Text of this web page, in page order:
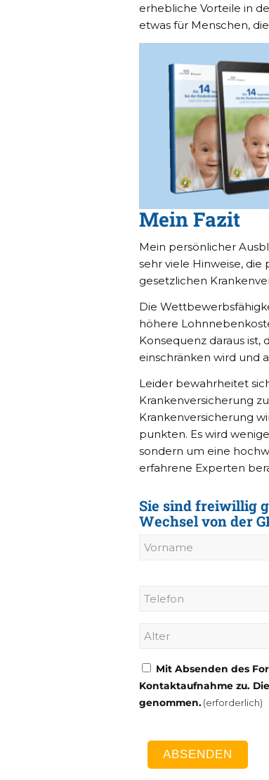
erhebliche Vorteile in
etwas für Menschen,
Mein Fazit
Mein persönlicher
sehr viele Hinweise,
gesetzlichen
Die
höhere
Konsequenz daraus ist,
einschränken wird und
Leider bewahrheitet
Krankenversicherung
Krankenversicherung
punkten. Es wird
sondern um eine
erfahrene Experten
Sie sind freiwillig
Wechsel von der
Name
Telefon
Alter
Einwilligung
(erforderlich)
Mit Absenden des
Kontaktaufnahme zu. Die
genommen. (erforderlich)